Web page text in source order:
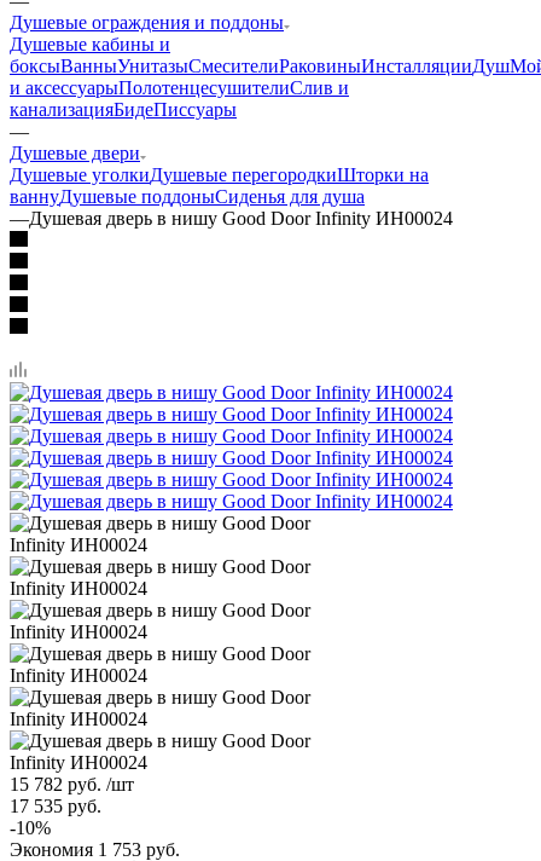
Душевые ограждения и поддоны
Душевые кабины и
боксыВанныУнитазыСмесителиРаковиныИнсталляцииДуш
и аксессуарыПолотенцесушителиСлив и
канализацияБидеПиссуары
—
Душевые двери
Душевые уголкиДушевые перегородкиШторки на
ваннуДушевые поддоныСиденья для душа
—Душевая дверь в нишу Good Door Infinity ИН00024
15 782 руб. /шт
17 535 руб.
-10%
Экономия 1 753 руб.